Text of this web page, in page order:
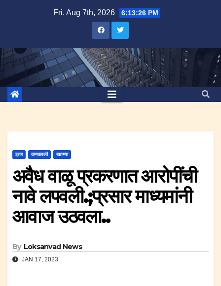
Fri. Aug 7th, 2026 6:13:26 PM
इतर कणकवली बातम्या
अवैध वाळू प्रकरणात आरोपींची
नावे लपवली.;प्रसार माध्यमांनी
आवाज उठवला..
By Loksanvad News
JAN 17, 2023